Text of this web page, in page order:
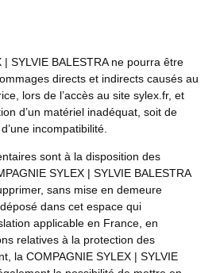
| SYLVIE BALESTRA ne pourra être
directs et indirects causés au
lors de l’accès au site sylex.fr, et
d’un matériel inadéquat, soit de
incompatibilité.
sont à la disposition des
SYLEX | SYLVIE BALESTRA
sans mise en demeure
dans cet espace qui
applicable en France, en
relatives à la protection des
la COMPAGNIE SYLEX | SYLVIE